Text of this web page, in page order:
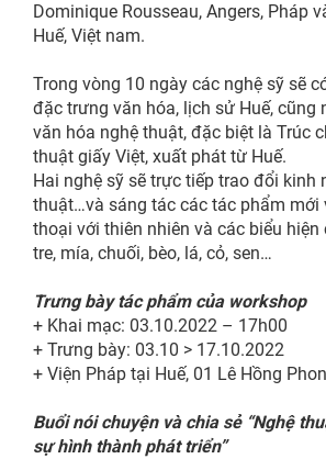
Dominique Rousseau, Angers, Pháp
Huế, Việt nam.
Trong vòng 10 ngày các nghệ sỹ sẽ
đặc trưng văn hóa, lịch sử Huế, cũng
văn hóa nghệ thuật, đặc biệt là Trúc
thuật giấy Việt, xuất phát từ Huế.
Hai nghệ sỹ sẽ trực tiếp trao đổi kinh
thuật…và sáng tác các tác phẩm mới
thoại với thiên nhiên và các biểu hiện
tre, mía, chuối, bèo, lá, cỏ, sen…
Trưng bày tác phẩm của workshop
+ Khai mạc: 03.10.2022 – 17h00
+ Trưng bày: 03.10 > 17.10.2022
+ Viện Pháp tại Huế, 01 Lê Hồng
Buổi nói chuyện và chia sẻ “Nghệ
sự hình thành phát triển”